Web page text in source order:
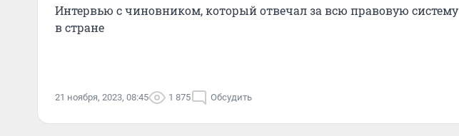
Интервью с чиновником, который отвечал за всю правовую систему
в стране
21 ноября, 2023, 08:45 1 875 Обсудить